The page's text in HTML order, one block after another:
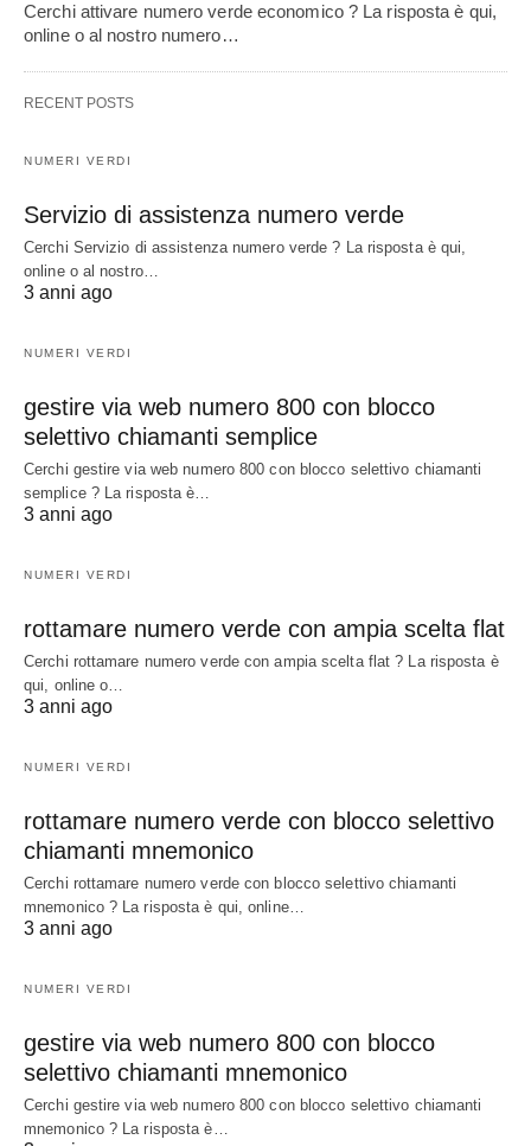
Cerchi attivare numero verde economico ? La risposta è qui,
online o al nostro numero…
RECENT POSTS
NUMERI VERDI
Servizio di assistenza numero verde
Cerchi Servizio di assistenza numero verde ? La risposta è qui,
online o al nostro…
3 anni ago
NUMERI VERDI
gestire via web numero 800 con blocco
selettivo chiamanti semplice
Cerchi gestire via web numero 800 con blocco selettivo chiamanti
semplice ? La risposta è…
3 anni ago
NUMERI VERDI
rottamare numero verde con ampia scelta flat
Cerchi rottamare numero verde con ampia scelta flat ? La risposta è
qui, online o…
3 anni ago
NUMERI VERDI
rottamare numero verde con blocco selettivo
chiamanti mnemonico
Cerchi rottamare numero verde con blocco selettivo chiamanti
mnemonico ? La risposta è qui, online…
3 anni ago
NUMERI VERDI
gestire via web numero 800 con blocco
selettivo chiamanti mnemonico
Cerchi gestire via web numero 800 con blocco selettivo chiamanti
mnemonico ? La risposta è…